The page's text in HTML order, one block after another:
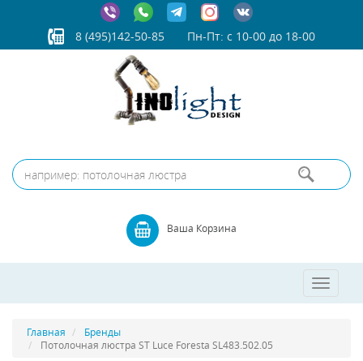
8 (495)142-50-85 Пн-Пт: с 10-00 до 18-00
Ваша Корзина
Toggle
Главная
Бренды
Потолочная люстра ST Luce Foresta SL483.502.05